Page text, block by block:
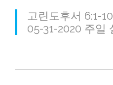
고린도후서 6:1-10
05-31-2020 주일